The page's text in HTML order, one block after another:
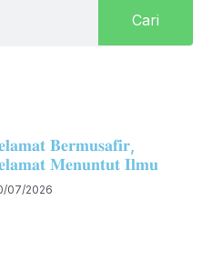
Cari
𝐁𝐞𝐫𝐦𝐮𝐬𝐚𝐟𝐢𝐫,
𝐌𝐞𝐧𝐮𝐧𝐭𝐮𝐭 𝐈𝐥𝐦𝐮
07/2026